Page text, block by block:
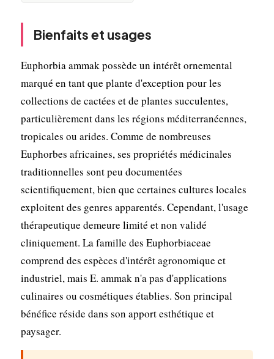
Bienfaits et usages
Euphorbia ammak possède un intérêt ornemental
marqué en tant que plante d'exception pour les
collections de cactées et de plantes succulentes,
particulièrement dans les régions méditerranéennes,
tropicales ou arides. Comme de nombreuses
Euphorbes africaines, ses propriétés médicinales
traditionnelles sont peu documentées
scientifiquement, bien que certaines cultures locales
exploitent des genres apparentés. Cependant, l'usage
thérapeutique demeure limité et non validé
cliniquement. La famille des Euphorbiaceae
comprend des espèces d'intérêt agronomique et
industriel, mais E. ammak n'a pas d'applications
culinaires ou cosmétiques établies. Son principal
bénéfice réside dans son apport esthétique et
paysager.